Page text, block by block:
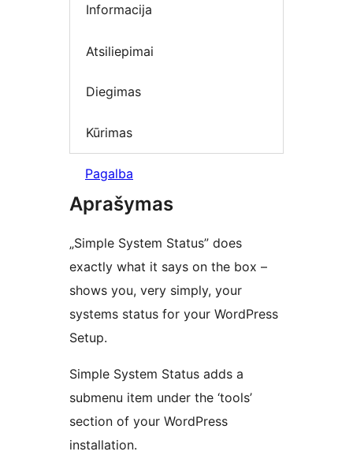
Informacija
Atsiliepimai
Diegimas
Kūrimas
Pagalba
Aprašymas
„Simple System Status” does
exactly what it says on the box –
shows you, very simply, your
systems status for your WordPress
Setup.
Simple System Status adds a
submenu item under the ‘tools’
section of your WordPress
installation.